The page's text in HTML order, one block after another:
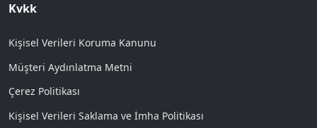
Kvkk
Kişisel Verileri Koruma Kanunu
Müşteri Aydınlatma Metni
Çerez Politikası
Kişisel Verileri Saklama ve İmha Politikası